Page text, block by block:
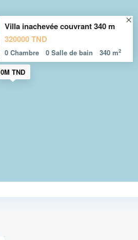
0M TND
Villa inachevée couvrant 340 m
320000 TND
0 Chambre 0 Salle de bain 340 m2